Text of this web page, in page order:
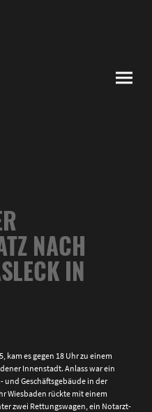
NACH
IN
kam es gegen 18 Uhr zu einem
Innenstadt. Anlass war ein
und Geschäftsgebäude in der
Wiesbaden rückte mit einem
zwei Rettungswagen, ein Notarzt-